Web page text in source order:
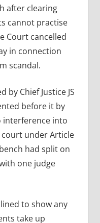
after clearing
cannot practise
Court cancelled
in connection
scandal.
by Chief Justice JS
before it by
into
under Article
had split on
one judge
to show any
take up